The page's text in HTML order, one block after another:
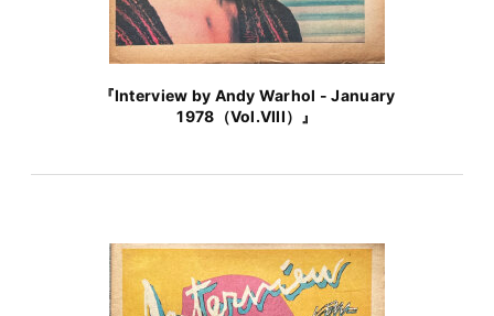
『Interview by Andy Warhol - January
1978（Vol.VIII）』